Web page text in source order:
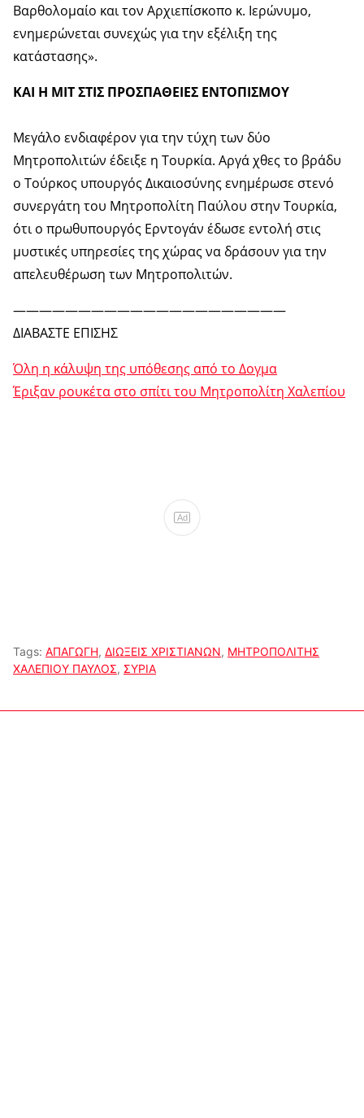
Βαρθολομαίο και τον Αρχιεπίσκοπο κ. Ιερώνυμο,
ενημερώνεται συνεχώς για την εξέλιξη της
κατάστασης».
ΚΑΙ Η ΜΙΤ ΣΤΙΣ ΠΡΟΣΠΑΘΕΙΕΣ ΕΝΤΟΠΙΣΜΟΥ
Μεγάλο ενδιαφέρον για την τύχη των δύο
Μητροπολιτών έδειξε η Τουρκία. Αργά χθες το βράδυ
ο Τούρκος υπουργός Δικαιοσύνης ενημέρωσε στενό
συνεργάτη του Μητροπολίτη Παύλου στην Τουρκία,
ότι ο πρωθυπουργός Ερντογάν έδωσε εντολή στις
μυστικές υπηρεσίες της χώρας να δράσουν για την
απελευθέρωση των Μητροπολιτών.
—————————————————————
ΔΙΑΒΑΣΤΕ ΕΠΙΣΗΣ
Όλη η κάλυψη της υπόθεσης από το Δογμα
Έριξαν ρουκέτα στο σπίτι του Μητροπολίτη Χαλεπίου
Ad
Tags: ΑΠΑΓΩΓΗ, ΔΙΩΞΕΙΣ ΧΡΙΣΤΙΑΝΩΝ, ΜΗΤΡΟΠΟΛΙΤΗΣ
ΧΑΛΕΠΙΟΥ ΠΑΥΛΟΣ, ΣΥΡΙΑ